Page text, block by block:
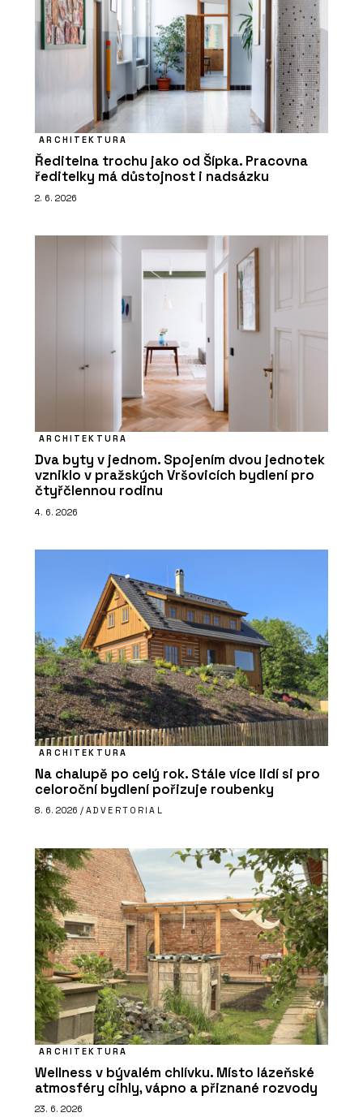
ARCHITEKTURA
Ředitelna trochu jako od Šípka. Pracovna
ředitelky má důstojnost i nadsázku
2. 6. 2026
ARCHITEKTURA
Dva byty v jednom. Spojením dvou jednotek
vzniklo v pražských Vršovicích bydlení pro
čtyřčlennou rodinu
4. 6. 2026
ARCHITEKTURA
Na chalupě po celý rok. Stále více lidí si pro
celoroční bydlení pořizuje roubenky
8. 6. 2026 / ADVERTORIAL
ARCHITEKTURA
Wellness v bývalém chlívku. Místo lázeňské
atmosféry cihly, vápno a přiznané rozvody
23. 6. 2026